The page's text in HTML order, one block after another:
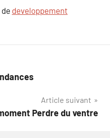
developpement
Article suivant
Perdre du ventre